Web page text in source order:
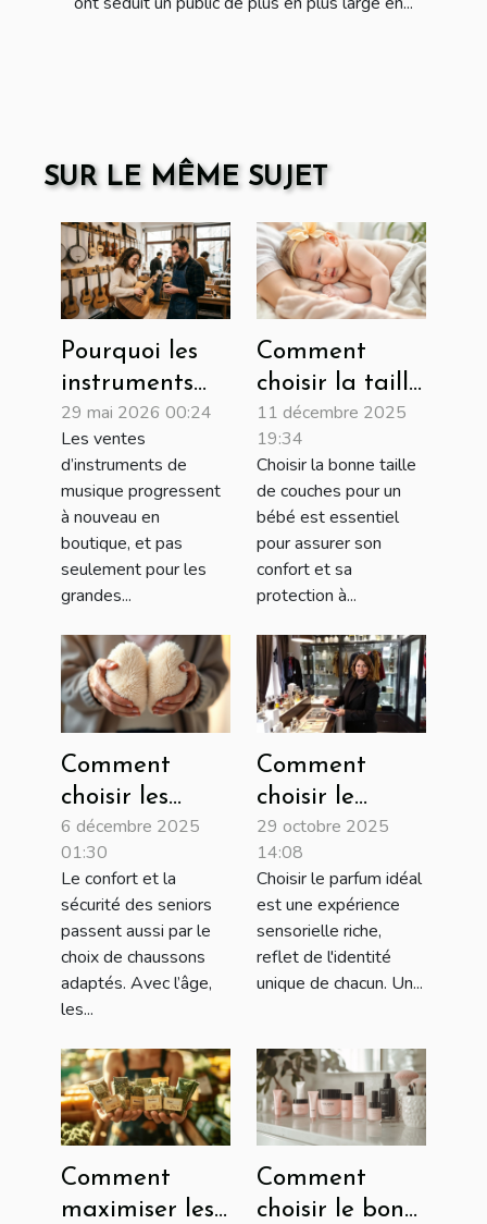
SUR LE MÊME SUJET
Pourquoi les
instruments
artisanaux
connaissent un
regain en
boutique
physique
29 mai 2026 00:24
Les ventes
d’instruments de
musique progressent
à nouveau en
boutique, et pas
seulement pour les
grandes...
Comment
choisir la taille
de couches
adaptée à
chaque phase
de croissance
de votre bébé?
11 décembre 2025
19:34
Choisir la bonne taille
de couches pour un
bébé est essentiel
pour assurer son
confort et sa
protection à...
Comment
choisir les
chaussons
idéaux pour
les seniors ?
6 décembre 2025
01:30
Le confort et la
sécurité des seniors
passent aussi par le
choix de chaussons
adaptés. Avec l’âge,
les...
Comment
choisir le
parfum qui
complète votre
personnalité?
29 octobre 2025
14:08
Choisir le parfum idéal
est une expérience
sensorielle riche,
reflet de l'identité
unique de chacun. Un...
Comment
maximiser les
Comment
choisir le bon